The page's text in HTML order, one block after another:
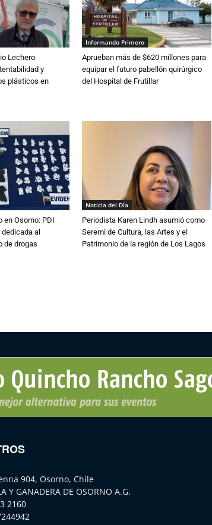
Lechero
y
plásticos en
Informando Primero
Aprueban más de $620 millones para
equipar el futuro pabellón quirúrgico
del Hospital de Frutillar
en Osorno: PDI
al
de drogas
Noticia del Día
Periodista Karen Lindh asumió como
Seremi de Cultura, las Artes y el
Patrimonio de la región de Los Lagos
904, Osorno, Chile
Y GANADERA DE OSORNO A.G.
2160